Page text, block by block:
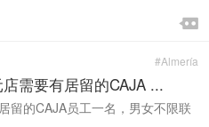


#Almería
需要有居留的CAJA ...
留的CAJA员工一名，男女不限联